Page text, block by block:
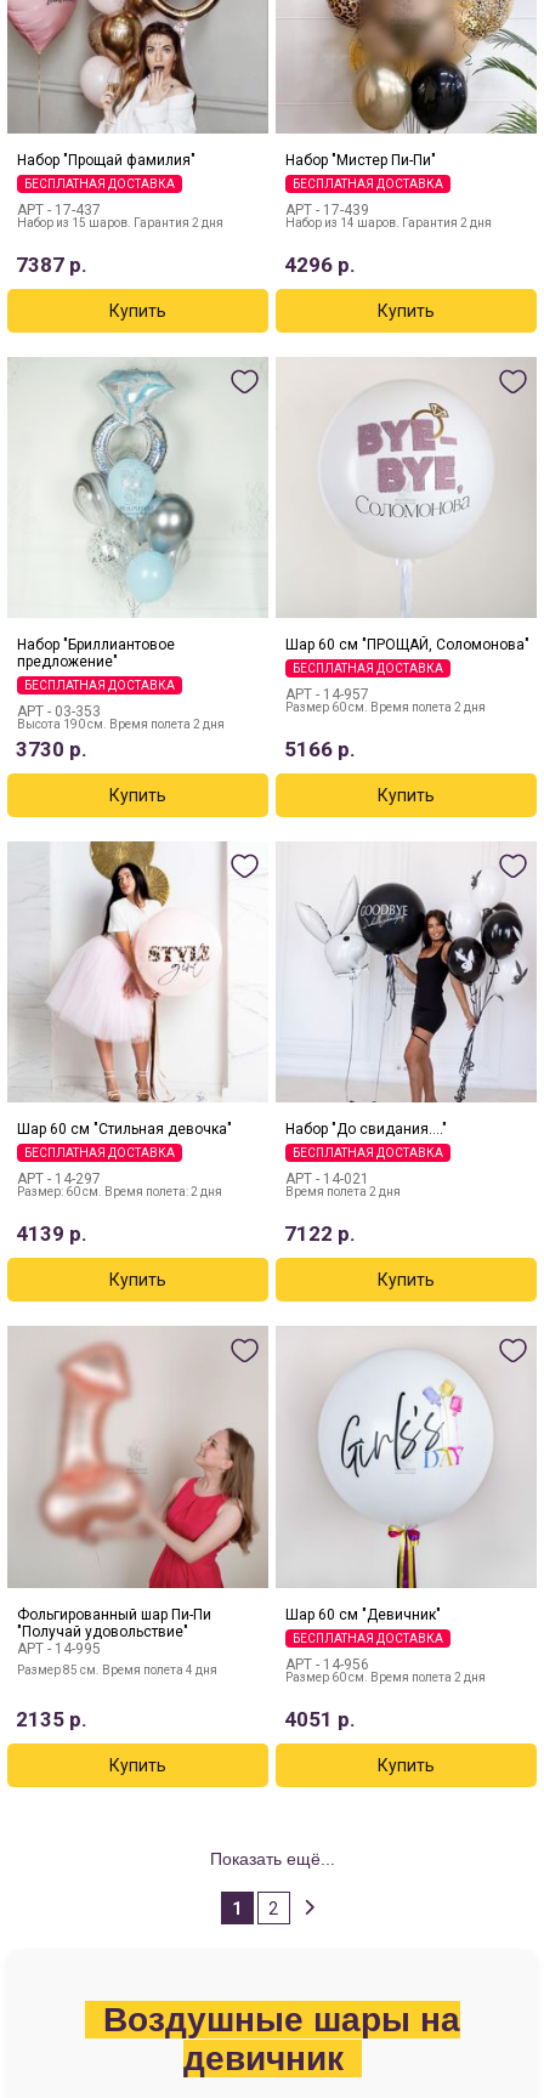
Набор "Прощай фамилия"
БЕСПЛАТНАЯ ДОСТАВКА
АРТ - 17-437
Набор из 15 шаров. Гарантия 2 дня
7387р.
Набор "Мистер Пи-Пи"
БЕСПЛАТНАЯ ДОСТАВКА
АРТ - 17-439
Набор из 14 шаров. Гарантия 2 дня
4296 р.
Набор "Бриллиантовое
предложение"
БЕСПЛАТНАЯ ДОСТАВКА
АРТ - 03-353
Высота 190 см. Время полета 2 дня
3730 р.
Шар 60 см "ПРОЩАЙ, Соломонова"
БЕСПЛАТНАЯ ДОСТАВКА
АРТ - 14-957
Размер 60 см. Время полета 2 дня
5166 р.
Шар 60 см "Стильная девочка"
БЕСПЛАТНАЯ ДОСТАВКА
АРТ - 14-297
Размер: 60 см. Время полета: 2 дня
4139 р.
Набор "До свидания...."
БЕСПЛАТНАЯ ДОСТАВКА
АРТ - 14-021
Время полета 2 дня
7122 р.
Фольгированный шар Пи-Пи
"Получай удовольствие"
АРТ - 14-995
Размер 85 см. Время полета 4 дня
2135р.
Шар 60 см "Девичник"
БЕСПЛАТНАЯ ДОСТАВКА
АРТ - 14-956
Размер 60 см. Время полета 2 дня
4051 р.
Показать ещё...
1 2
Воздушные шары на
девичник